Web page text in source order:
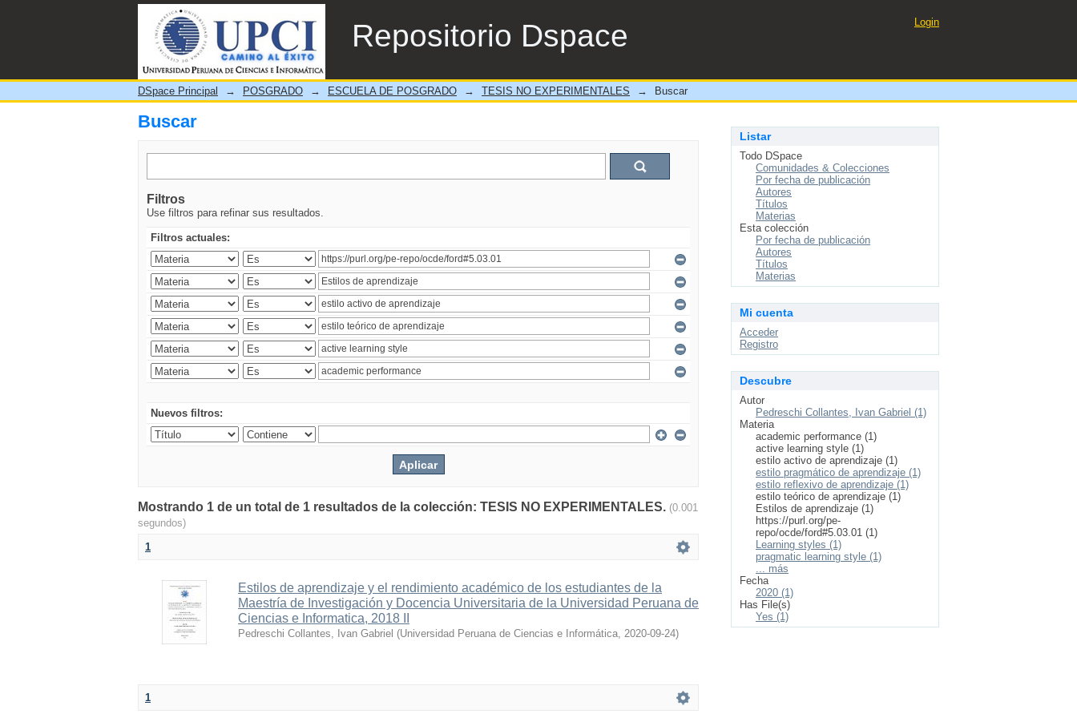
Repositorio Dspace
Buscar
Login
DSpace Principal → POSGRADO → ESCUELA DE POSGRADO → TESIS NO EXPERIMENTALES → Buscar
Buscar
Filtros
Use filtros para refinar sus resultados.
Filtros actuales:
Nuevos filtros:
Mostrando 1 de un total de 1 resultados de la colección: TESIS NO EXPERIMENTALES. (0.001
segundos)
1
Estilos de aprendizaje y el rendimiento académico de los estudiantes de la
Maestría de Investigación y Docencia Universitaria de la Universidad Peruana de
Ciencias e Informatica, 2018 II
Pedreschi Collantes, Ivan Gabriel (Universidad Peruana de Ciencias e Informática, 2020-09-24)
1
Listar
Todo DSpace
Comunidades & Colecciones
Por fecha de publicación
Autores
Títulos
Materias
Esta colección
Por fecha de publicación
Autores
Títulos
Materias
Mi cuenta
Acceder
Registro
Descubre
Autor
Pedreschi Collantes, Ivan Gabriel (1)
Materia
academic performance (1)
active learning style (1)
estilo activo de aprendizaje (1)
estilo pragmático de aprendizaje (1)
estilo reflexivo de aprendizaje (1)
estilo teórico de aprendizaje (1)
Estilos de aprendizaje (1)
https://purl.org/pe-
repo/ocde/ford#5.03.01 (1)
Learning styles (1)
pragmatic learning style (1)
... más
Fecha
2020 (1)
Has File(s)
Yes (1)